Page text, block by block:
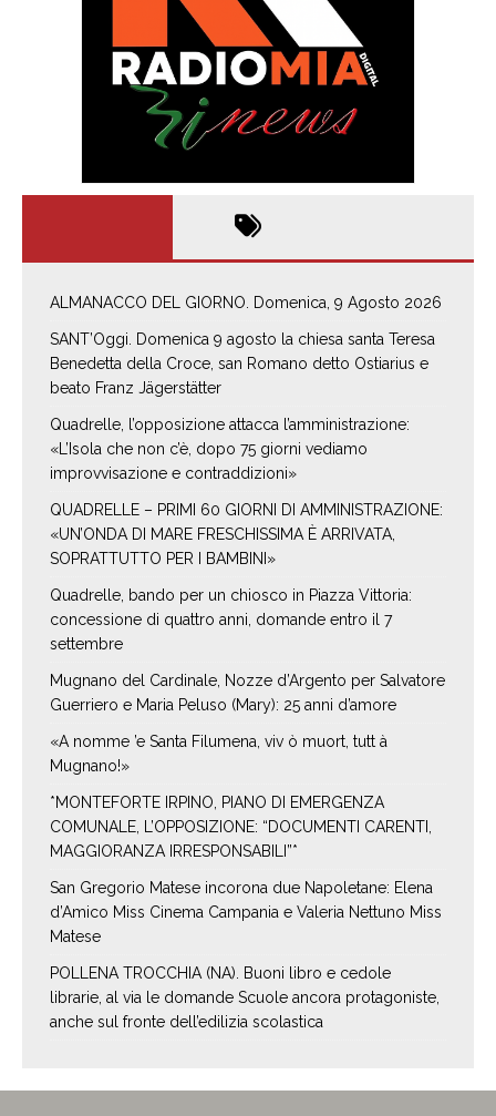
ALMANACCO DEL GIORNO. Domenica, 9 Agosto 2026
SANT’Oggi. Domenica 9 agosto la chiesa santa Teresa
Benedetta della Croce, san Romano detto Ostiarius e
beato Franz Jägerstätter
Quadrelle, l’opposizione attacca l’amministrazione:
«L’Isola che non c’è, dopo 75 giorni vediamo
improvvisazione e contraddizioni»
QUADRELLE – PRIMI 60 GIORNI DI AMMINISTRAZIONE:
«UN’ONDA DI MARE FRESCHISSIMA È ARRIVATA,
SOPRATTUTTO PER I BAMBINI»
Quadrelle, bando per un chiosco in Piazza Vittoria:
concessione di quattro anni, domande entro il 7
settembre
Mugnano del Cardinale, Nozze d’Argento per Salvatore
Guerriero e Maria Peluso (Mary): 25 anni d’amore
«A nomme ’e Santa Filumena, viv ò muort, tutt à
Mugnano!»
*MONTEFORTE IRPINO, PIANO DI EMERGENZA
COMUNALE, L’OPPOSIZIONE: “DOCUMENTI CARENTI,
MAGGIORANZA IRRESPONSABILI”*
San Gregorio Matese incorona due Napoletane: Elena
d’Amico Miss Cinema Campania e Valeria Nettuno Miss
Matese
POLLENA TROCCHIA (NA). Buoni libro e cedole
librarie, al via le domande Scuole ancora protagoniste,
anche sul fronte dell’edilizia scolastica